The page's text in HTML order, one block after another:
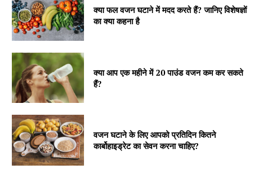
क्या फल वजन घटाने में मदद करते हैं? जानिए विशेषज्ञों
का क्या कहना है
क्या आप एक महीने में 20 पाउंड वजन कम कर सकते
हैं?
वजन घटाने के लिए आपको प्रतिदिन कितने
कार्बोहाइड्रेट का सेवन करना चाहिए?